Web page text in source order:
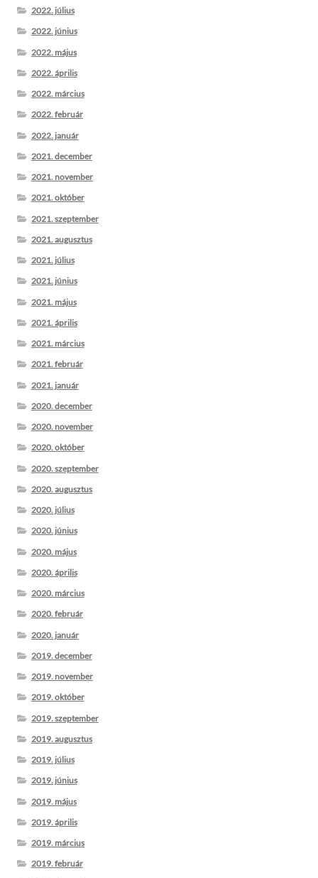
2022. július
2022. június
2022. május
2022. április
2022. március
2022. február
2022. január
2021. december
2021. november
2021. október
2021. szeptember
2021. augusztus
2021. július
2021. június
2021. május
2021. április
2021. március
2021. február
2021. január
2020. december
2020. november
2020. október
2020. szeptember
2020. augusztus
2020. július
2020. június
2020. május
2020. április
2020. március
2020. február
2020. január
2019. december
2019. november
2019. október
2019. szeptember
2019. augusztus
2019. július
2019. június
2019. május
2019. április
2019. március
2019. február